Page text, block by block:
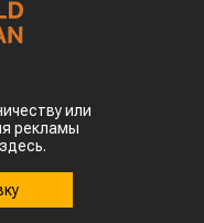
или
рекламы